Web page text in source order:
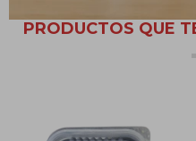
PRODUCTOS QUE